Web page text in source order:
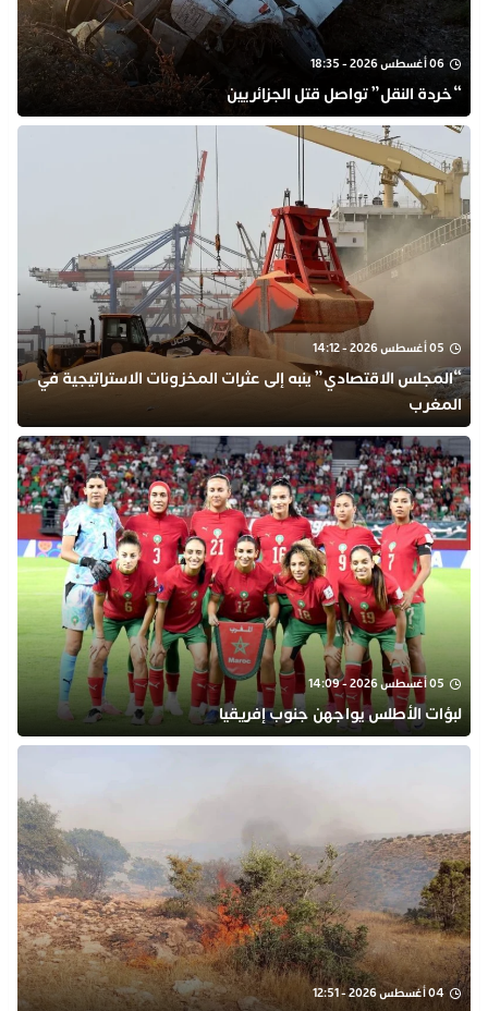
06 أغسطس 2026 - 18:35
“خردة النقل” تواصل قتل الجزائريين
05 أغسطس 2026 - 14:12
“المجلس الاقتصادي” ينبه إلى عثرات المخزونات الاستراتيجية في
المغرب
05 أغسطس 2026 - 14:09
لبؤات الأطلس يواجهن جنوب إفريقيا
04 أغسطس 2026 - 12:51